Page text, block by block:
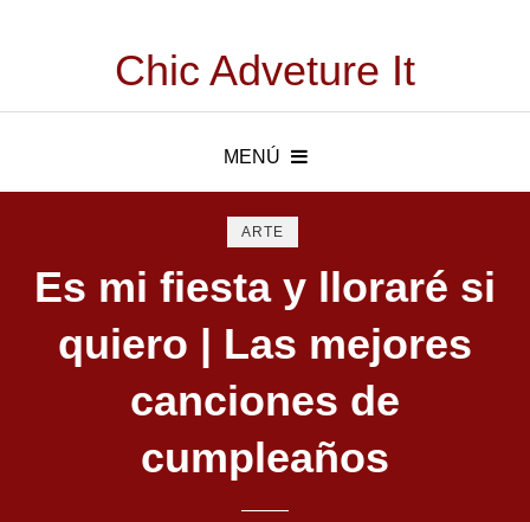
Chic Adveture It
MENÚ
ARTE
Es mi fiesta y lloraré si
quiero | Las mejores
canciones de
cumpleaños